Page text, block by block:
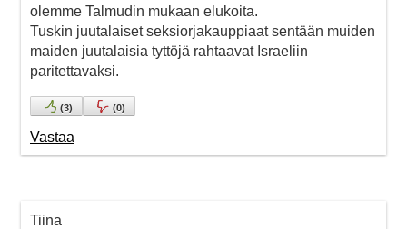
olemme Talmudin mukaan elukoita.
Tuskin juutalaiset seksiorjakauppiaat sentään muiden
maiden juutalaisia tyttöjä rahtaavat Israeliin
paritettavaksi.
(3) (0)
Vastaa
Tiina